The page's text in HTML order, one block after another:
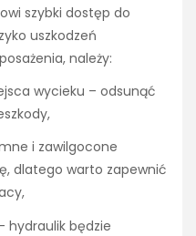
szybki dostęp do
uszkodzeń
należy:
wycieku – odsunąć
i zawilgocone
dlatego warto zapewnić
hydraulik będzie